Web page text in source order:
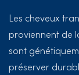
Les cheveux
proviennent de
sont
préserver